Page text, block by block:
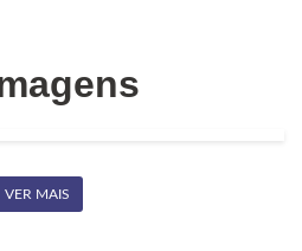
VER MAIS